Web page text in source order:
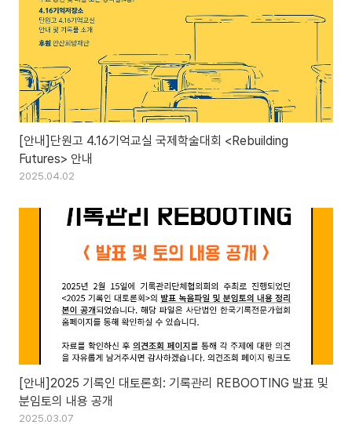
[안내]단원고 4.16기억교실 국제학술대회 <Rebuilding
Futures> 안내
2025.04.02
[안내]2025 기록인 대토론회: 기록관리 REBOOTING 발표 및
분임토의 내용 공개
2025.03.07